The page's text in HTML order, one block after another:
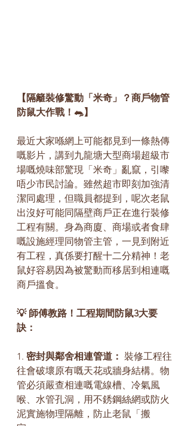
【隔籬裝修驚動「米奇」？商戶物管
防鼠大作戰！🐀】
最近大家喺網上可能都見到一條熱傳
嘅影片，講到九龍塘大型商場超級市
場嘅燒味部驚現「米奇」亂竄，引嚟
唔少市民討論。雖然超市即刻加強清
潔同處理，但職員都提到，呢次老鼠
出沒好可能同隔壁商戶正在進行裝修
工程有關。身為商廈、商場或者食肆
嘅設施經理同物管主管，一見到附近
有工程，真係要打醒十二分精神！老
鼠好容易因為被驚動而移居到相連嘅
商戶搵食。
💡 師傅教路！工程期間防鼠3大要
訣：
1. 密封與鄰舍相連管道： 裝修工程往
往會破壞原有嘅天花或牆身結構。物
管必須嚴查相連嘅電線槽、冷氣風
喉、水管孔洞，用不銹鋼絲網或防火
泥實施物理隔離，防止老鼠「搬